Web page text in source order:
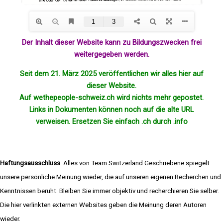
Der Inhalt dieser Website kann zu Bildungszwecken frei
weitergegeben werden.
Seit dem 21. März 2025 veröffentlichen wir alles hier auf
dieser Website.
Auf wethepeople-schweiz.ch wird nichts mehrgepostet.
Links in Dokumenten können noch auf die alte URL
verweisen. Ersetzen Sie einfach .ch durch .info
Haftungsausschluss: Alles von Team Switzerland Geschriebene spiegelt
unsere persönliche Meinung wieder, die auf unseren eigenen Recherchen und
Kenntnissen beruht. Bleiben Sie immer objektiv und recherchieren Sie selber.
Die hier verlinkten externen Websites geben die Meinung deren Autoren
wieder.